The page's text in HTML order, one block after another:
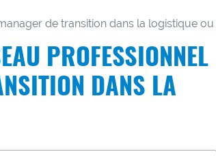
de transition dans la logistique ou
PROFESSIONNEL
DANS LA